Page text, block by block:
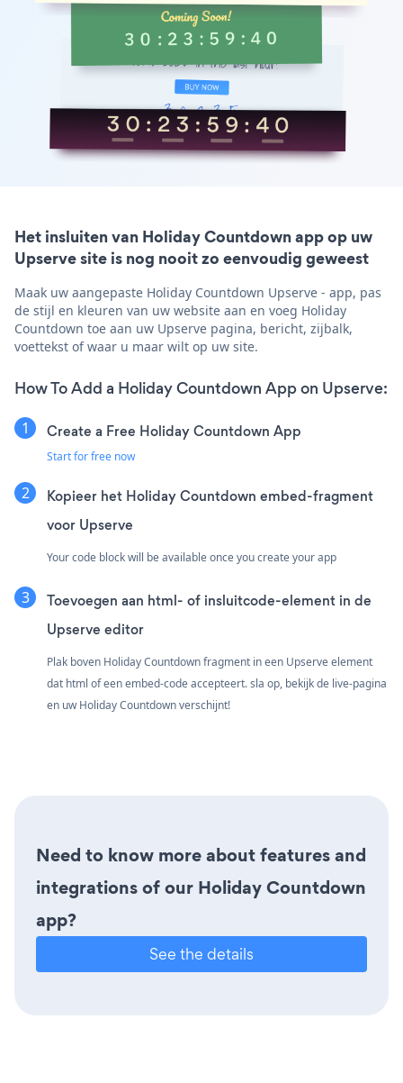
Het insluiten van Holiday Countdown app op uw
Upserve site is nog nooit zo eenvoudig geweest
Maak uw aangepaste Holiday Countdown Upserve - app, pas
de stijl en kleuren van uw website aan en voeg Holiday
Countdown toe aan uw Upserve pagina, bericht, zijbalk,
voettekst of waar u maar wilt op uw site.
How To Add a Holiday Countdown App on Upserve:
Create a Free Holiday Countdown App
Start for free now
Kopieer het Holiday Countdown embed-fragment
voor Upserve
Your code block will be available once you create your app
Toevoegen aan html- of insluitcode-element in de
Upserve editor
Plak boven Holiday Countdown fragment in een Upserve element
dat html of een embed-code accepteert. sla op, bekijk de live-pagina
en uw Holiday Countdown verschijnt!
Need to know more about features and
integrations of our Holiday Countdown
app?
See the details